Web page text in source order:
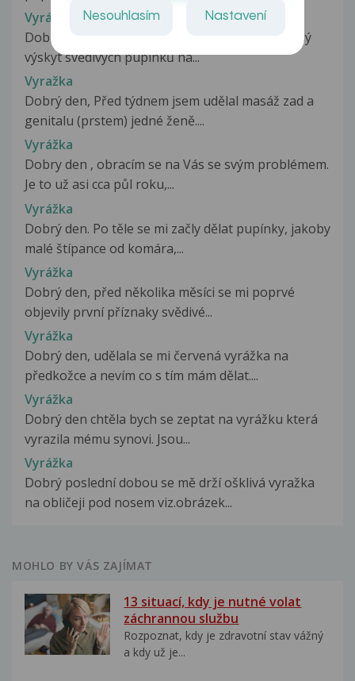
Vyrážka
Dobrý den, asi zhruba 14 dní pozoruji neobvyklý
výskyt svědivých pupínků na...
Vyražka
Dobrý den, Před týdnem jsem udělal masáž zad a
genitalu (prstem) jedné ženě....
Vyrážka
Dobry den , obracím se na Vás se svým problémem.
Je to už asi cca půl roku,...
Vyrážka
Dobrý den. Po těle se mi začly dělat pupínky, jakoby
malé štípance od komára,...
Vyrážka
Dobrý den, před několika měsíci se mi poprvé
objevily první příznaky svědivé...
Vyrážka
Dobrý den, udělala se mi červená vyrážka na
předkožce a nevím co s tím mám dělat....
Vyrážka
Dobrý den chtěla bych se zeptat na vyrážku která
vyrazila mému synovi. Jsou...
Vyrážka
Dobrý poslední dobou se mě drží ošklivá vyražka
na obličeji pod nosem viz.obrázek...
MOHLO BY VÁS ZAJÍMAT
13 situací, kdy je nutné volat
záchrannou službu
Rozpoznat, kdy je zdravotní stav vážný
a kdy už je...
Nesouhlasím Nastavení